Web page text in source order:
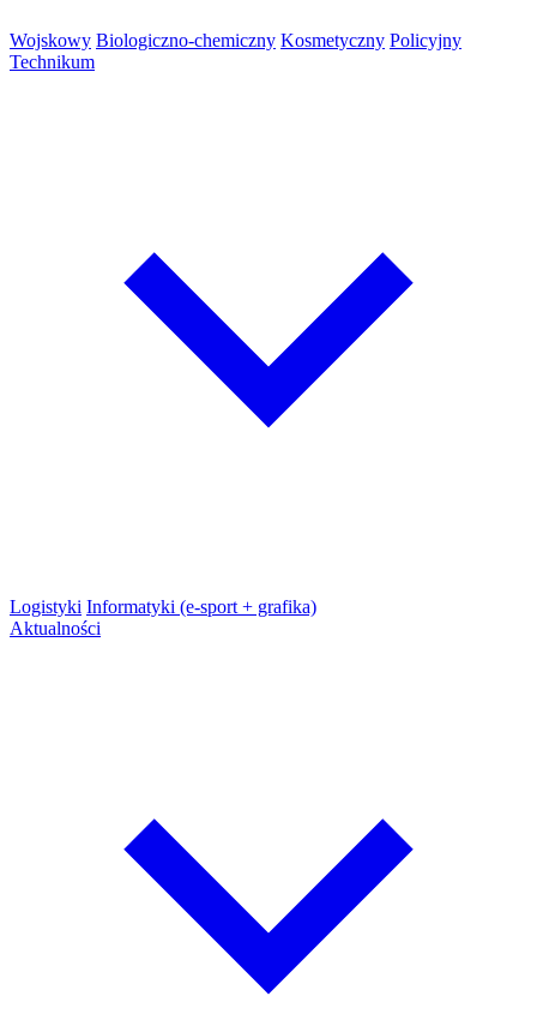
Wojskowy Biologiczno-chemiczny Kosmetyczny Policyjny
Technikum
Logistyki Informatyki (e-sport + grafika)
Aktualności